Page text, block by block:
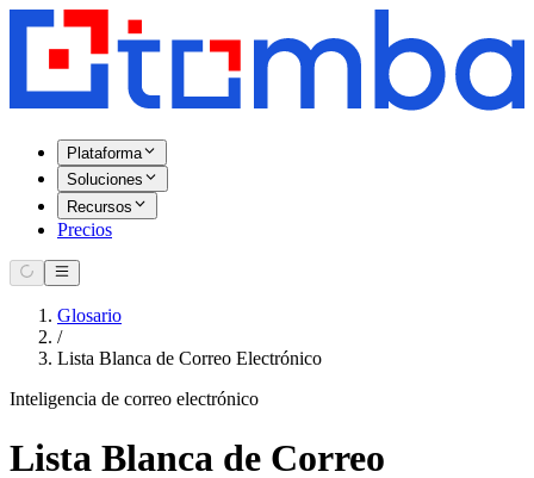
Plataforma
Soluciones
Recursos
Precios
Glosario
/
Lista Blanca de Correo Electrónico
Inteligencia de correo electrónico
Lista Blanca de Correo